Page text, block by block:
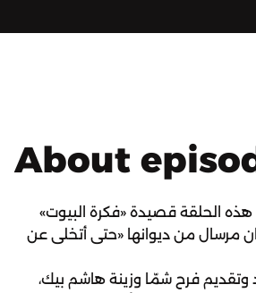
About
الحلقة قصيدة «فكرة البيوت»
مرسال من ديوانها «حتى أتخلى عن
وتقديم فرح شمّا وزينة هاشم بيك،